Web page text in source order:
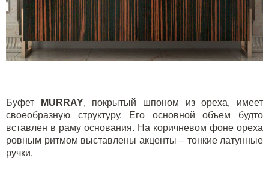
Буфет MURRAY, покрытый шпоном из ореха, имеет
своеобразную структуру. Его основной объем будто
вставлен в раму основания. На коричневом фоне ореха
ровным ритмом выставлены акценты – тонкие латунные
ручки.